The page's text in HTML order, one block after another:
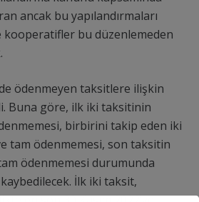
ancak bu yapılandırmaları
bu düzenlemeden
ödenmeyen taksitlere ilişkin
Buna göre, ilk iki taksitinin
birbirini takip eden iki
tam ödenmemesi, son taksitin
ödenmemesi durumunda
kaybedilecek. İlk iki taksit,